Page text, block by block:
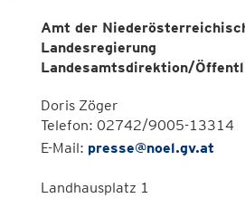
Amt der
Landesregierung
Landesamtsdirektion/
Doris Zöger
Telefon: 02742/9005-13314
E-Mail: presse@noel.gv.at
Landhausplatz 1